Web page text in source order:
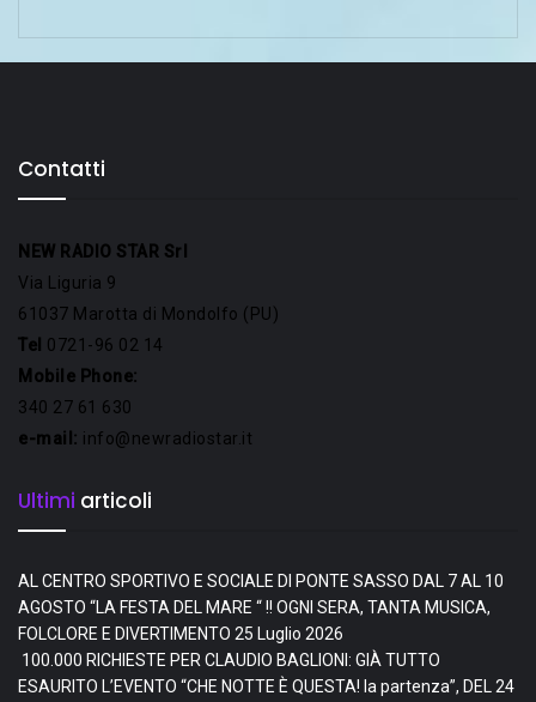
Contatti
NEW RADIO STAR Srl
Via Liguria 9
61037 Marotta di Mondolfo (PU)
Tel 0721-96 02 14
Mobile Phone:
340 27 61 630
e-mail: info@newradiostar.it
Ultimi articoli
AL CENTRO SPORTIVO E SOCIALE DI PONTE SASSO DAL 7 AL 10
AGOSTO “LA FESTA DEL MARE “ !! OGNI SERA, TANTA MUSICA,
FOLCLORE E DIVERTIMENTO 25 Luglio 2026
100.000 RICHIESTE PER CLAUDIO BAGLIONI: GIÀ TUTTO
ESAURITO L’EVENTO “CHE NOTTE È QUESTA! la partenza”, DEL 24